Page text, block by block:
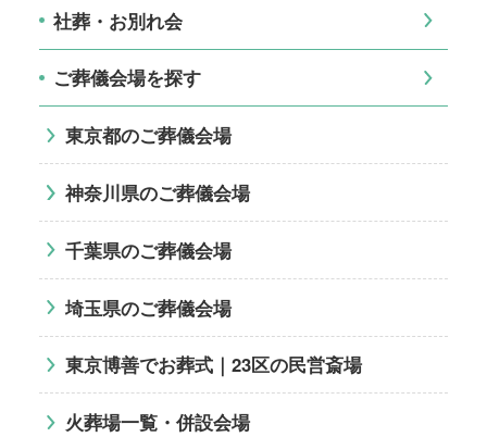
社葬・お別れ会
ご葬儀会場を探す
東京都のご葬儀会場
神奈川県のご葬儀会場
千葉県のご葬儀会場
埼玉県のご葬儀会場
東京博善でお葬式｜23区の民営斎場
火葬場一覧・併設会場